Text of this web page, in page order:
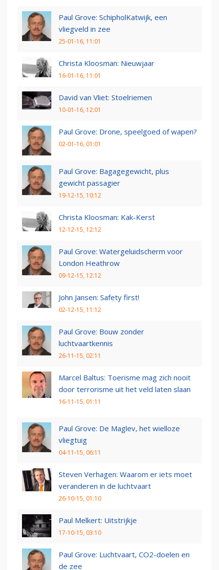
Paul Grove: SchipholKatwijk, een
vliegveld in zee
25-01-16, 11:01
Christa Kloosman: Nieuwjaar
16-01-16, 11:01
David van Vliet: Stoelriemen
10-01-16, 12:01
Paul Grove: Drone, speelgoed of wapen?
02-01-16, 01:01
Paul Grove: Bagagegewicht, plus
gewicht passagier
19-12-15, 10:12
Christa Kloosman: Kak-Kerst
12-12-15, 12:12
Paul Grove: Watergeluidscherm voor
London Heathrow
09-12-15, 12:12
John Jansen: Safety first!
02-12-15, 11:12
Paul Grove: Bouw zonder
luchtvaartkennis
26-11-15, 02:11
Marcel Baltus: Toerisme mag zich nooit
door terrorisme uit het veld laten slaan
16-11-15, 01:11
Paul Grove: De Maglev, het wielloze
vliegtuig
04-11-15, 06:11
Steven Verhagen: Waarom er iets moet
veranderen in de luchtvaart
26-10-15, 01:10
Paul Melkert: Uitstrijkje
17-10-15, 03:10
Paul Grove: Luchtvaart, CO2-doelen en
de zee